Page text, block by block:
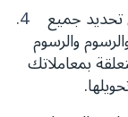
جميع
والرسوم
بمعاملاتك